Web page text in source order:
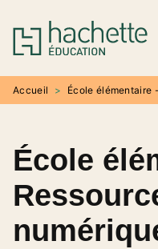
MENU RECHERCHE
PIED DE PAGE
Accueil > École élémentaire
École